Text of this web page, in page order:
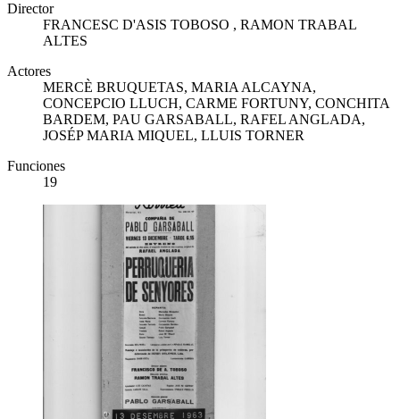
Director
FRANCESC D'ASIS TOBOSO , RAMON TRABAL
ALTES
Actores
MERCÈ BRUQUETAS, MARIA ALCAYNA,
CONCEPCIO LLUCH, CARME FORTUNY, CONCHITA
BARDEM, PAU GARSABALL, RAFEL ANGLADA,
JOSÉP MARIA MIQUEL, LLUIS TORNER
Funciones
19